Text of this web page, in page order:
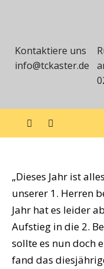
Kontaktiere uns
info@tckaster.de
„Dieses Jahr ist
unserer 1. Herren
Jahr hat es leider
Aufstieg in die 2.
sollte es nun doch
fand das